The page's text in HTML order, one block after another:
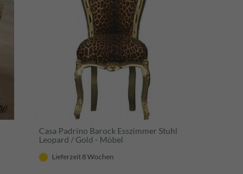
Casa Padrino Barock Esszimmer Stuhl
Leopard / Gold - Möbel
Lieferzeit 8 Wochen